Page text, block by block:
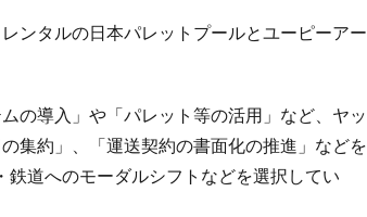
ンタルの日本パレットプールとユーピーアー
の導入」や「パレット等の活用」など、ヤッ
集約」、「運送契約の書面化の推進」などを
道へのモーダルシフトなどを選択してい